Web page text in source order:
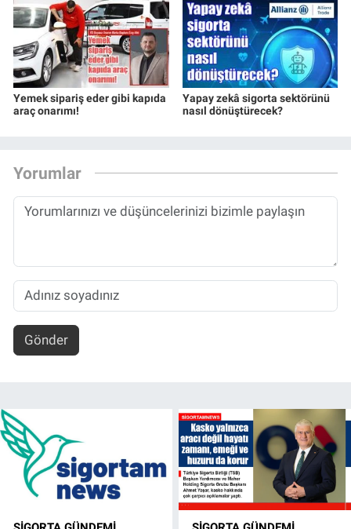
Yemek sipariş eder gibi kapıda
araç onarımı!
Yapay zekâ sigorta sektörünü
nasıl dönüştürecek?
Yorumlar
Gönder